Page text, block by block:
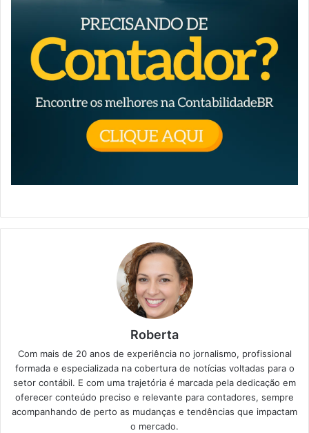
Roberta
Com mais de 20 anos de experiência no jornalismo, profissional
formada e especializada na cobertura de notícias voltadas para o
setor contábil. E com uma trajetória é marcada pela dedicação em
oferecer conteúdo preciso e relevante para contadores, sempre
acompanhando de perto as mudanças e tendências que impactam
o mercado.